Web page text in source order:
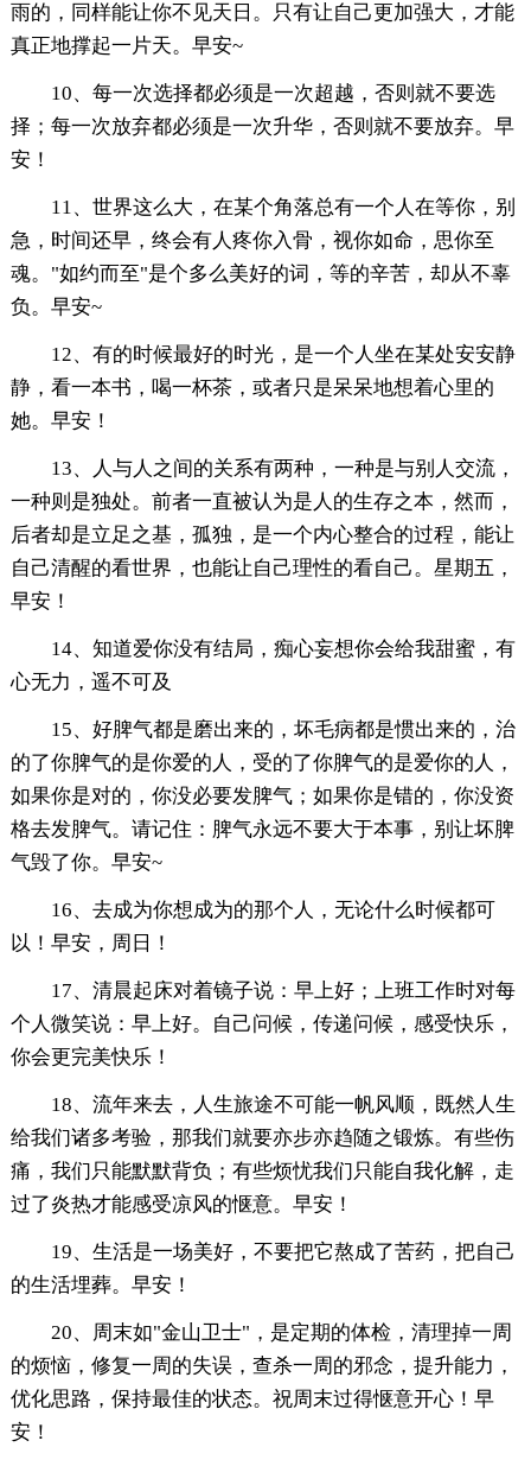
雨的，同样能让你不见天日。只有让自己更加强大，才能
真正地撑起一片天。早安~
10、每一次选择都必须是一次超越，否则就不要选
择；每一次放弃都必须是一次升华，否则就不要放弃。早
安！
11、世界这么大，在某个角落总有一个人在等你，别
急，时间还早，终会有人疼你入骨，视你如命，思你至
魂。"如约而至"是个多么美好的词，等的辛苦，却从不辜
负。早安~
12、有的时候最好的时光，是一个人坐在某处安安静
静，看一本书，喝一杯茶，或者只是呆呆地想着心里的
她。早安！
13、人与人之间的关系有两种，一种是与别人交流，
一种则是独处。前者一直被认为是人的生存之本，然而，
后者却是立足之基，孤独，是一个内心整合的过程，能让
自己清醒的看世界，也能让自己理性的看自己。星期五，
早安！
14、知道爱你没有结局，痴心妄想你会给我甜蜜，有
心无力，遥不可及
15、好脾气都是磨出来的，坏毛病都是惯出来的，治
的了你脾气的是你爱的人，受的了你脾气的是爱你的人，
如果你是对的，你没必要发脾气；如果你是错的，你没资
格去发脾气。请记住：脾气永远不要大于本事，别让坏脾
气毁了你。早安~
16、去成为你想成为的那个人，无论什么时候都可
以！早安，周日！
17、清晨起床对着镜子说：早上好；上班工作时对每
个人微笑说：早上好。自己问候，传递问候，感受快乐，
你会更完美快乐！
18、流年来去，人生旅途不可能一帆风顺，既然人生
给我们诸多考验，那我们就要亦步亦趋随之锻炼。有些伤
痛，我们只能默默背负；有些烦忧我们只能自我化解，走
过了炎热才能感受凉风的惬意。早安！
19、生活是一场美好，不要把它熬成了苦药，把自己
的生活埋葬。早安！
20、周末如"金山卫士"，是定期的体检，清理掉一周
的烦恼，修复一周的失误，查杀一周的邪念，提升能力，
优化思路，保持最佳的状态。祝周末过得惬意开心！早
安！